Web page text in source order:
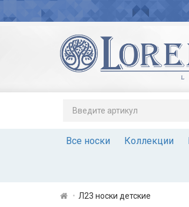
Все носки Коллекции
Л23 носки детские